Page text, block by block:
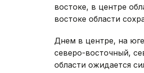
востоке, в центре
востоке области
Днем в центре, на
северо-восточный,
области ожидается